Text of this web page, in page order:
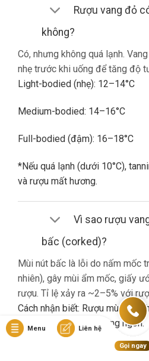
Rượu vang đỏ
không?
Có, nhưng không quá lạnh.
nhẹ trước khi uống để tăng độ
Light-bodied (nhẹ): 12–14°C
Medium-bodied: 14–16°C
Full-bodied (đậm): 16–18°C
*Nếu quá lạnh (dưới 10°C),
và rượu mất hương.
Vì sao rượu
bấc (corked)?
Mùi nút bấc là lỗi do nấm mốc
nhiên), gây mùi ẩm mốc, giấy
rượu. Tỉ lệ xảy ra ~2–5% với
Cách nhận biết: Rượu mùi khó
hương trái cây dù là vang ngon.
Nếu gặp lỗi này, bạn nên liên
Menu Liên hệ
Gọi ngay